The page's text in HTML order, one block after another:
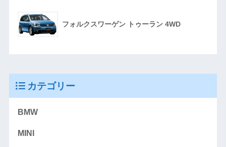
フォルクスワーゲン トゥーラン 4WD
カテゴリー
BMW
MINI